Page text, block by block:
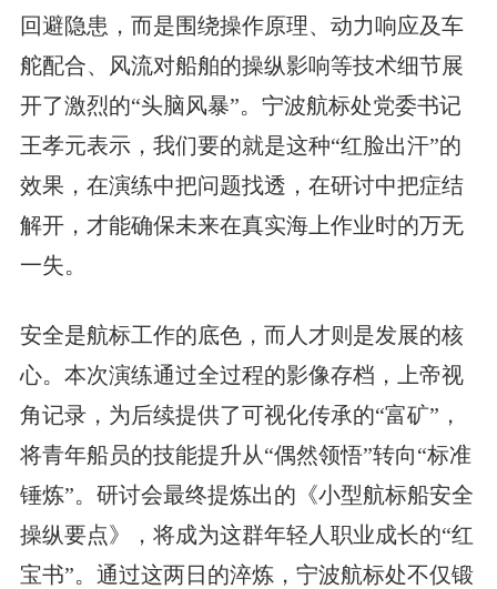
回避隐患，而是围绕操作原理、动力响应及车
舵配合、风流对船舶的操纵影响等技术细节展
开了激烈的“头脑风暴”。宁波航标处党委书记
王孝元表示，我们要的就是这种“红脸出汗”的
效果，在演练中把问题找透，在研讨中把症结
解开，才能确保未来在真实海上作业时的万无
一失。
安全是航标工作的底色，而人才则是发展的核
心。本次演练通过全过程的影像存档，上帝视
角记录，为后续提供了可视化传承的“富矿”，
将青年船员的技能提升从“偶然领悟”转向“标准
锤炼”。研讨会最终提炼出的《小型航标船安全
操纵要点》，将成为这群年轻人职业成长的“红
宝书”。通过这两日的淬炼，宁波航标处不仅锻